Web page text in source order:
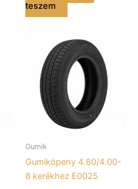
teszem
Gumik
Gumiköpeny 4.80/4.00-
8 kerékhez E0025